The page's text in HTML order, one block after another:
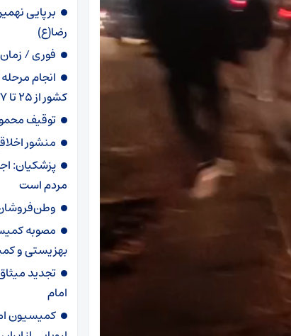
برپایی
رضا(ع)
فوری / زمان
انجام
کشور از ۲۵ تا ۲۷ بهمن
توقیف
منشور
پزشکیان:
مردم است
مصوبه
بهزیستی و
تجدید
امام
کمیسیون